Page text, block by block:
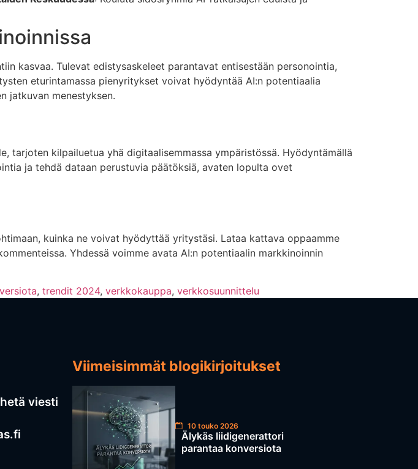
kasvaa. Tulevat edistysaskeleet parantavat entisestään personointia,
eturintamassa pienyritykset voivat hyödyntää AI:n potentiaalia
jatkuvan menestyksen.
tarjoten kilpailuetua yhä digitaalisemmassa ympäristössä. Hyödyntämällä
ja tehdä dataan perustuvia päätöksiä, avaten lopulta ovet
kuinka ne voivat hyödyttää yritystäsi. Lataa kattava oppaamme
Yhdessä voimme avata AI:n potentiaalin markkinoinnin
, trendit 2024, verkkokauppa, verkkosuunnittelu
viesti
Viimeisimmät blogikirjoitukset
10 touko 2026
Älykäs liidigenerattori
parantaa konversiota